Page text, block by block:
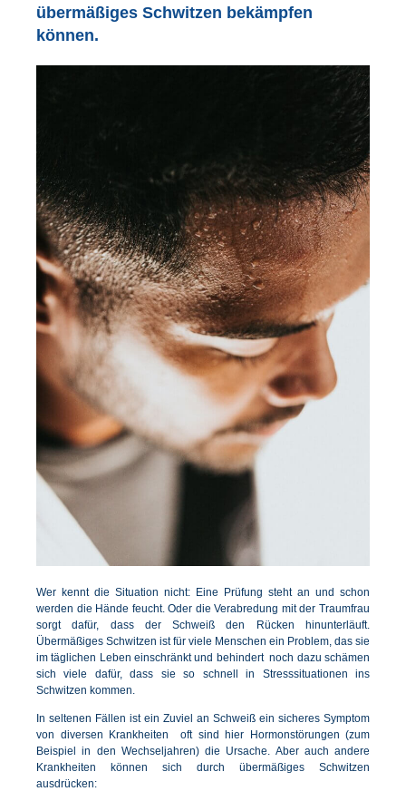
übermäßiges Schwitzen bekämpfen
können.
Wer kennt die Situation nicht: Eine Prüfung steht an und schon
werden die Hände feucht. Oder die Verabredung mit der Traumfrau
sorgt dafür, dass der Schweiß den Rücken hinunterläuft.
Übermäßiges Schwitzen ist für viele Menschen ein Problem, das sie
im täglichen Leben einschränkt und behindert  noch dazu schämen
sich viele dafür, dass sie so schnell in Stresssituationen ins
Schwitzen kommen.
In seltenen Fällen ist ein Zuviel an Schweiß ein sicheres Symptom
von diversen Krankheiten  oft sind hier Hormonstörungen (zum
Beispiel in den Wechseljahren) die Ursache. Aber auch andere
Krankheiten können sich durch übermäßiges Schwitzen
ausdrücken: